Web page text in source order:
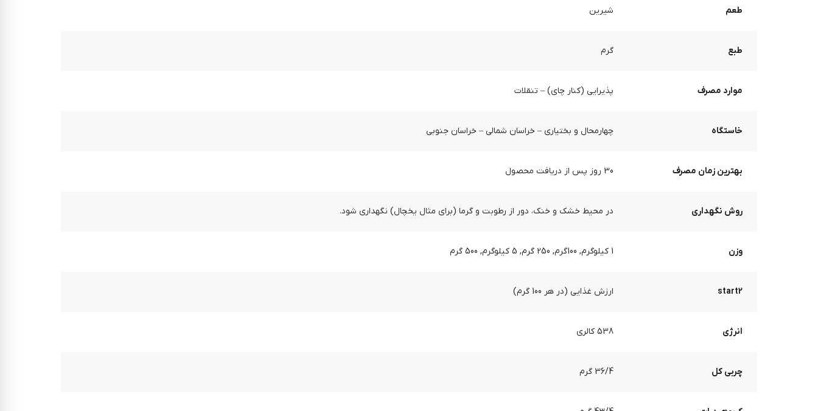
طعم شیرین
طبع گرم
موارد مصرف پذیرایی (کنار چای) – تنقلات
خاستگاه چهارمحال و بختیاری – خراسان شمالی – خراسان جنوبی
بهترین زمان مصرف 30 روز پس از دریافت محصول
روش نگهداری در محیط خشک و خنک، دور از رطوبت و گرما (برای مثال یخچال) نگهداری شود.
وزن 1 کیلوگرم, 100گرم, 250 گرم, 5 کیلوگرم, 500 گرم
start2 ارزش غذایی (در هر 100 گرم)
انرژی 538 کالری
چربی کل 36/4 گرم